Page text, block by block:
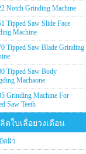
Notch Grinding Machine
Tipped Saw Slide Face
Machine
Tipped Saw Blade Grinding
Tipped Saw Body
Machaone
Grinding Machine For
Saw Teeth
ตใบเลื่อยวงเดือน
ดผิว